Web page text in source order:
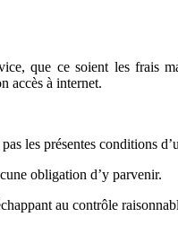
que ce soient les frais
accès à internet.
les présentes conditions
obligation d’y parvenir.
au contrôle